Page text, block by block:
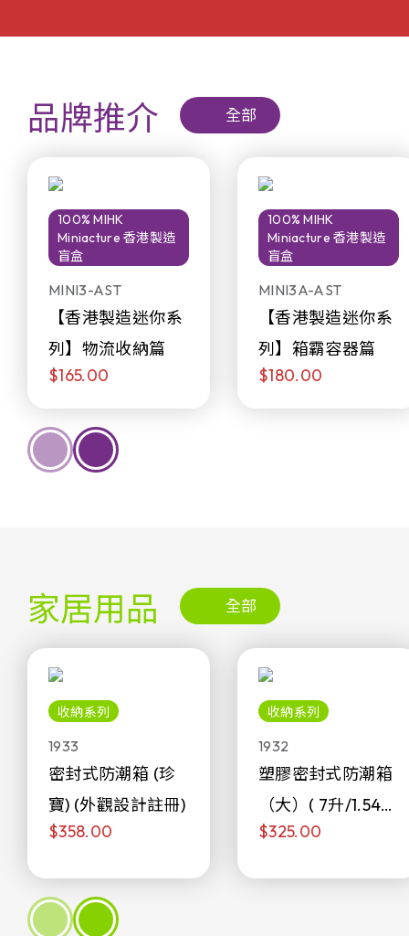
品牌推介 全部
100% MIHK
Miniacture 香港製造
盲盒
MINI3-AST
【香港製造迷你系
列】物流收納篇
$165.00
100% MIHK
Miniacture 香港製造
盲盒
MINI3A-AST
【香港製造迷你系
列】箱霸容器篇
$180.00
家居用品 全部
收納系列
1933
密封式防潮箱 (珍
寶) (外觀設計註冊)
$358.00
收納系列
1932
塑膠密封式防潮箱
（大）( 7升/1.54加
侖)
$325.00